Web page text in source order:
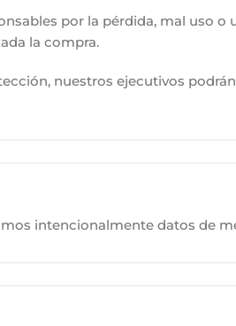
por la pérdida, mal uso
la compra.
nuestros ejecutivos
intencionalmente datos de